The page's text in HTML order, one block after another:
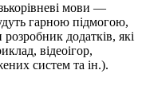
мови —
гарною підмогою,
додатків, які
відеоігор,
систем та ін.).